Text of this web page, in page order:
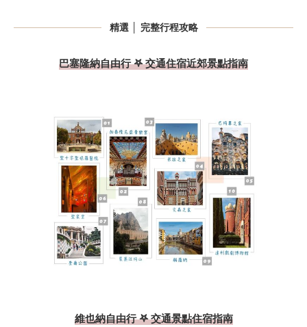
精選 │ 完整行程攻略
巴塞隆納自由行 𖤐 交通住宿近郊景點指南
維也納自由行 𖤐 交通景點住宿指南